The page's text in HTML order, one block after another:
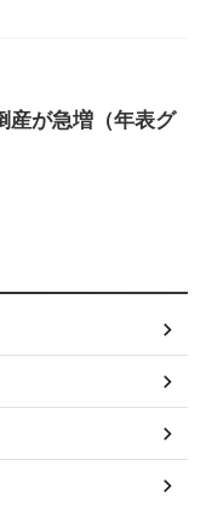
産が急増（年表グ